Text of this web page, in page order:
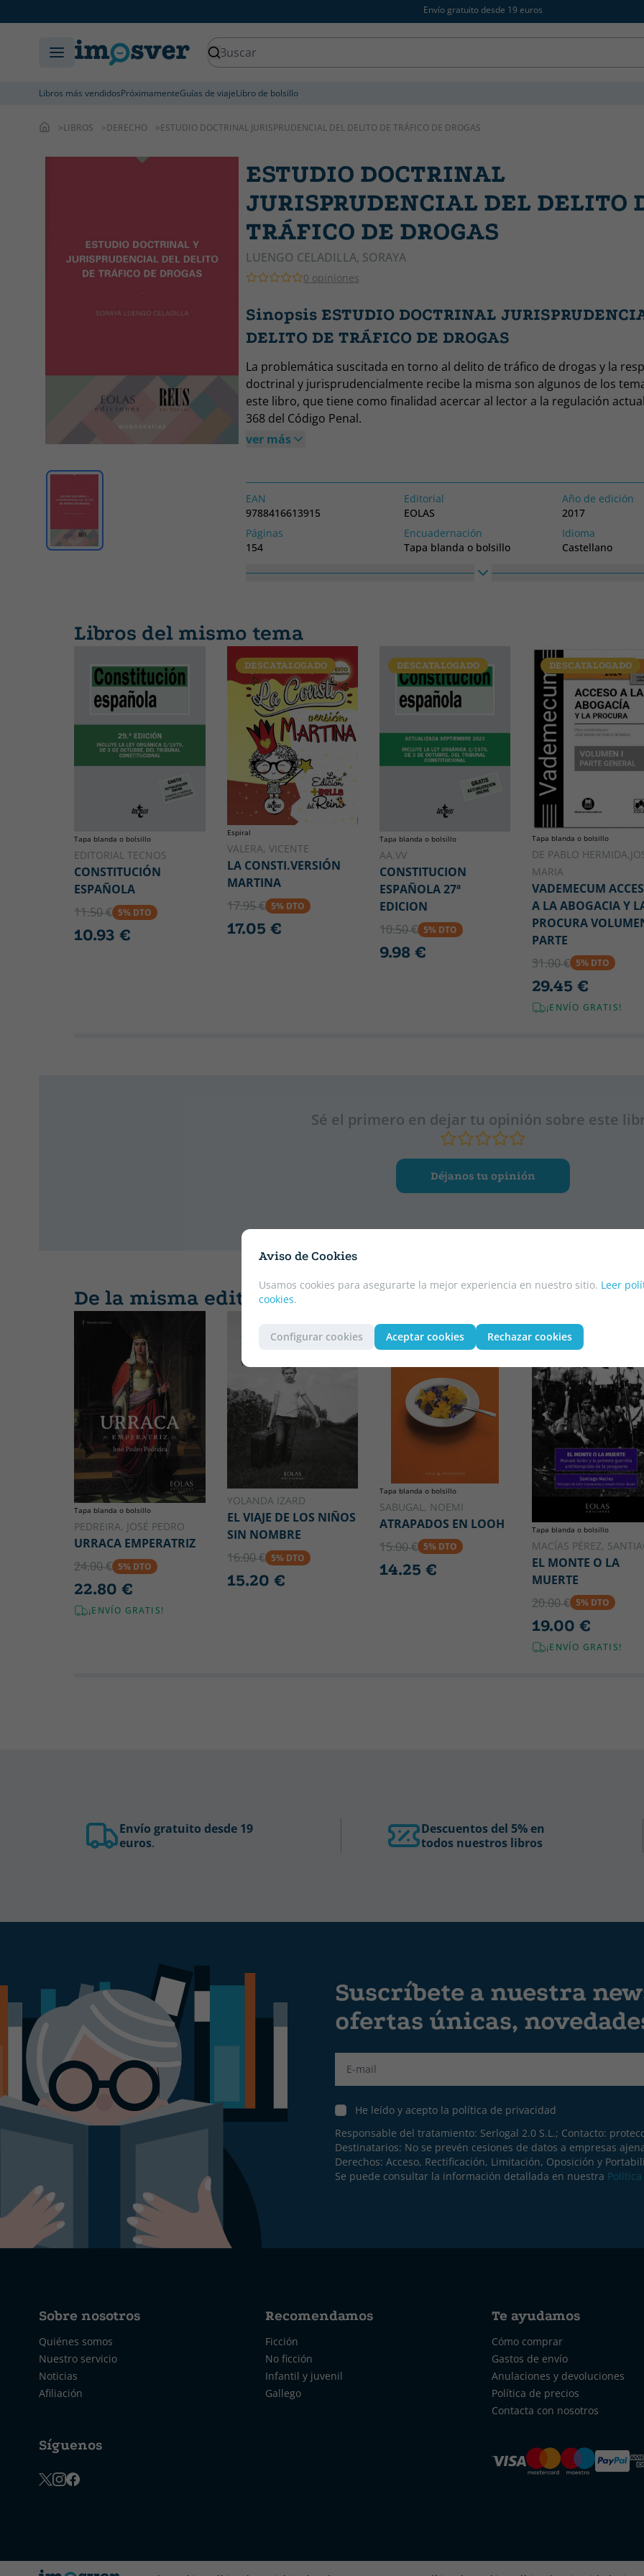
Envío gratuito desde 19 euros
Libros más vendidosPróximamenteGuías de viajeLibro de bolsillo
Aviso de Cookies
Usamos cookies para asegurarte la mejor experiencia en nuestro sitio. Leer
cookies.
Configurar cookies Aceptar cookies Rechazar cookies
LIBROS DERECHO ESTUDIO DOCTRINAL JURISPRUDENCIAL DEL DELITO DE TRÁFICO DE DROGAS
ESTUDIO DOCTRINAL
JURISPRUDENCIAL DEL DELITO
TRÁFICO DE DROGAS
LUENGO CELADILLA, SORAYA
0 opiniones
Sinopsis ESTUDIO DOCTRINAL
DELITO DE TRÁFICO DE DROGAS
La problemática suscitada en torno al delito de tráfico de drogas y la
doctrinal y jurisprudencialmente recibe la misma son algunos de los
este libro, que tiene como finalidad acercar al lector a la regulación
368 del Código Penal.
Se examina la evolución legislativa que, tanto a nivel nacional como
Tribunales a la hora de enjuiciar conductas que se engloban dentro del
hecho tipificado en el citado precepto.
También se realiza un análisis de la línea fronteriza entre las conductas
atípicas que derivan de esta figura, tomando como base el bien jurídico
señalándose, finalmente, cuáles son las circunstancias que pueden
agravación de la pena.
ver más
EAN
9788416613915
Editorial
EOLAS
Año de edición
2017
Páginas
154
Encuadernación
Tapa blanda o bolsillo
Idioma
Castellano
Libros del mismo tema
Tapa blanda o bolsillo
EDITORIAL TECNOS
CONSTITUCIÓN
ESPAÑOLA
11.50 € 5% DTO
10.93 €
DESCATALOGADO
Espiral
VALERA, VICENTE
LA CONSTI.VERSIÓN
MARTINA
17.95 € 5% DTO
17.05 €
DESCATALOGADO
Tapa blanda o bolsillo
AA.VV
CONSTITUCION
ESPAÑOLA 27ª
EDICION
10.50 € 5% DTO
9.98 €
DESCATALOGADO
Tapa blanda o bolsillo
DE PABLO
MARIA
VADEMECUM
A LA ABOGACIA Y
PROCURA
PARTE
31.00 € 5% DTO
29.45 €
¡ENVÍO GRATIS!
Sé el primero en dejar tu opinión sobre este
Déjanos tu opinión
De la misma editorial
Tapa blanda o bolsillo
PEDREIRA, JOSÉ PEDRO
URRACA EMPERATRIZ
24.00 € 5% DTO
22.80 €
¡ENVÍO GRATIS!
YOLANDA IZARD
EL VIAJE DE LOS NIÑOS
SIN NOMBRE
16.00 € 5% DTO
15.20 €
Tapa blanda o bolsillo
SABUGAL, NOEMI
ATRAPADOS EN LOOH
15.00 € 5% DTO
14.25 €
Tapa blanda o bolsillo
MACÍAS PÉREZ,
EL MONTE O LA
MUERTE
20.00 € 5% DTO
19.00 €
¡ENVÍO GRATIS!
Envío gratuito desde 19
euros.
Descuentos del 5% en
todos nuestros libros
Suscríbete a nuestra
ofertas únicas,
He leído y acepto la política de privacidad
Responsable del tratamiento: Serlogal 2.0 S.L.; Contacto:
Destinatarios: No se prevén cesiones de datos a empresas
Derechos: Acceso, Rectificación, Limitación, Oposición y
Se puede consultar la información detallada en nuestra
Sobre nosotros
Quiénes somos
Nuestro servicio
Noticias
Afiliación
Síguenos
Recomendamos
Ficción
No ficción
Infantil y juvenil
Gallego
Te ayudamos
Cómo comprar
Gastos de envío
Anulaciones y devoluciones
Política de precios
Contacta con nosotros